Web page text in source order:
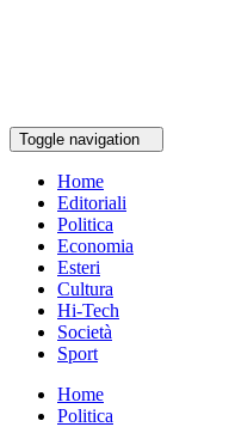
Toggle navigation
Home
Editoriali
Politica
Economia
Esteri
Cultura
Hi-Tech
Società
Sport
Home
Politica